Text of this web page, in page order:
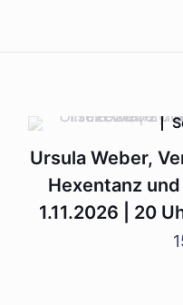
Ursula Weber,
Hexentanz
1.11.2026 | 20